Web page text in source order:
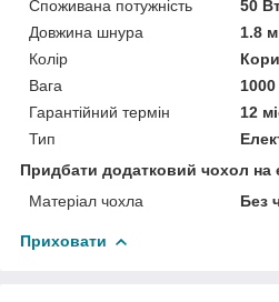
Споживана потужність
50
Довжина шнура
1.8 м
Колір
Вага
1000
Гарантійний термін
12
Тип
Придбати додатковий чохол на
Матеріал чохла
Без
Приховати